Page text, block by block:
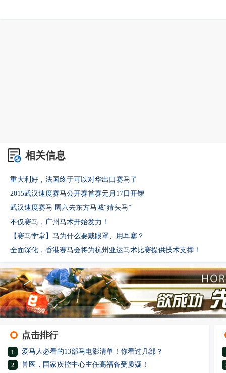
相关信息
重大利好，法国终于可以对华出口赛马了
2015武汉速度赛马公开赛首赛元月17日开锣
武汉速度赛马 周六去东方马城“猜头马”
不仅赛马，广州马术开始发力！
【赛马学堂】马为什么要戴眼罩、用耳塞？
全面深化，香港赛马会将为杭州亚运马术比赛提供技术支撑！
点击排行
1 爱马人必看的13部马电影清单！你看过几部？
2 兽医，国家疾控中心主任高福备受质疑！